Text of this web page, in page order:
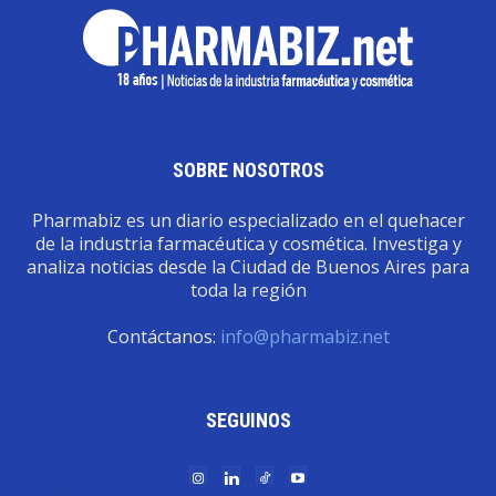
SOBRE NOSOTROS
Pharmabiz es un diario especializado en el quehacer
de la industria farmacéutica y cosmética. Investiga y
analiza noticias desde la Ciudad de Buenos Aires para
toda la región
Contáctanos: info@pharmabiz.net
SEGUINOS